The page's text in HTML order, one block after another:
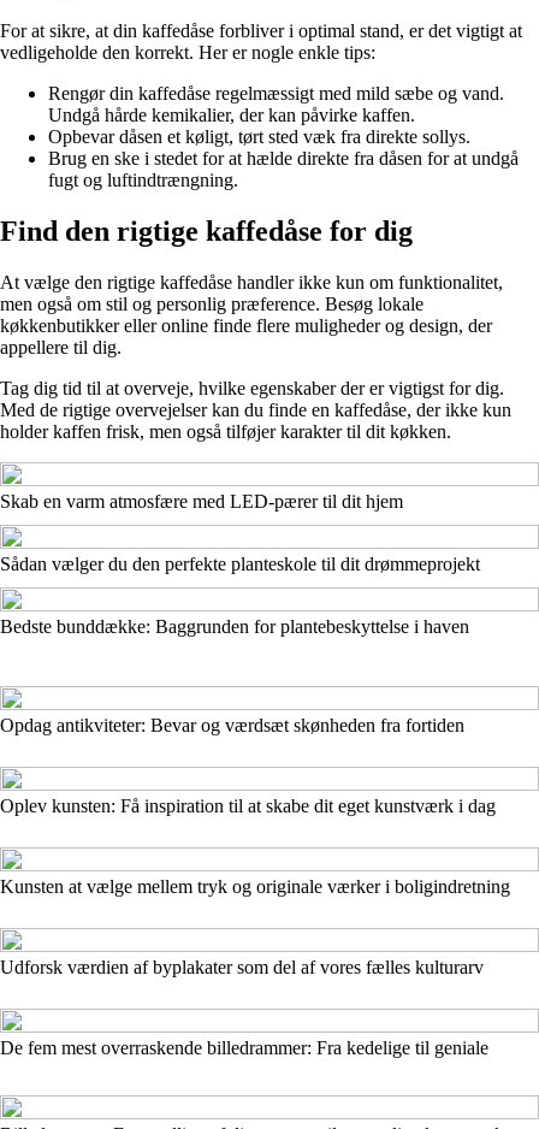
For at sikre, at din kaffedåse forbliver i optimal stand, er det vigtigt at
vedligeholde den korrekt. Her er nogle enkle tips:
Rengør din kaffedåse regelmæssigt med mild sæbe og vand.
Undgå hårde kemikalier, der kan påvirke kaffen.
Opbevar dåsen et køligt, tørt sted væk fra direkte sollys.
Brug en ske i stedet for at hælde direkte fra dåsen for at undgå
fugt og luftindtrængning.
Find den rigtige kaffedåse for dig
At vælge den rigtige kaffedåse handler ikke kun om funktionalitet,
men også om stil og personlig præference. Besøg lokale
køkkenbutikker eller online finde flere muligheder og design, der
appellere til dig.
Tag dig tid til at overveje, hvilke egenskaber der er vigtigst for dig.
Med de rigtige overvejelser kan du finde en kaffedåse, der ikke kun
holder kaffen frisk, men også tilføjer karakter til dit køkken.
Skab en varm atmosfære med LED-pærer til dit hjem
Sådan vælger du den perfekte planteskole til dit drømmeprojekt
Bedste bunddække: Baggrunden for plantebeskyttelse i haven
Opdag antikviteter: Bevar og værdsæt skønheden fra fortiden
Oplev kunsten: Få inspiration til at skabe dit eget kunstværk i dag
Kunsten at vælge mellem tryk og originale værker i boligindretning
Udforsk værdien af byplakater som del af vores fælles kulturarv
De fem mest overraskende billedrammer: Fra kedelige til geniale